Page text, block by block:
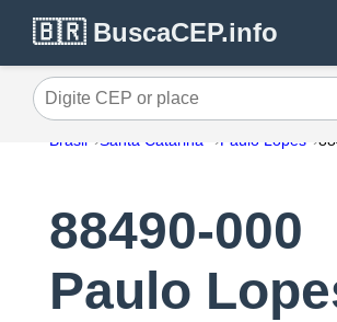
🇧🇷 BuscaCEP.info
Digite CEP or place
Brasil Santa Catarina Paulo Lopes
88490-000
Paulo